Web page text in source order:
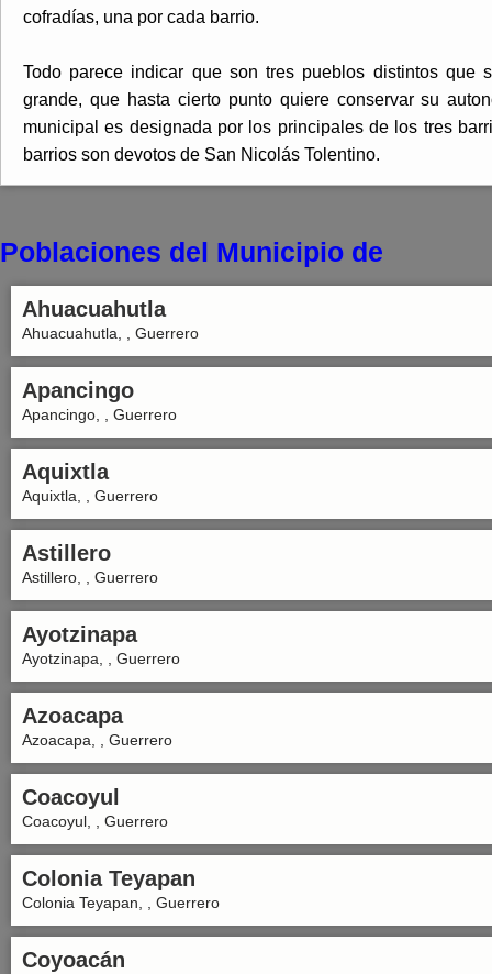
cofradías, una por cada barrio.
Todo parece indicar que son tres pueblos distintos que
grande, que hasta cierto punto quiere conservar su
municipal es designada por los principales de los tres
barrios son devotos de San Nicolás Tolentino.
Poblaciones del Municipio de
Ahuacuahutla
Ahuacuahutla, , Guerrero
Apancingo
Apancingo, , Guerrero
Aquixtla
Aquixtla, , Guerrero
Astillero
Astillero, , Guerrero
Ayotzinapa
Ayotzinapa, , Guerrero
Azoacapa
Azoacapa, , Guerrero
Coacoyul
Coacoyul, , Guerrero
Colonia Teyapan
Colonia Teyapan, , Guerrero
Coyoacán